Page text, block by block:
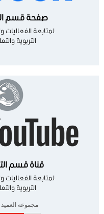
صفحة قسم
لمتابعة
التربوية
قناة قسم
لمتابعة
التربوية